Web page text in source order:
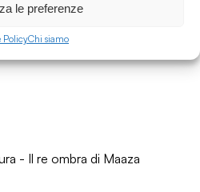
le preferenze
PolicyChi siamo
- Il re ombra di Maaza